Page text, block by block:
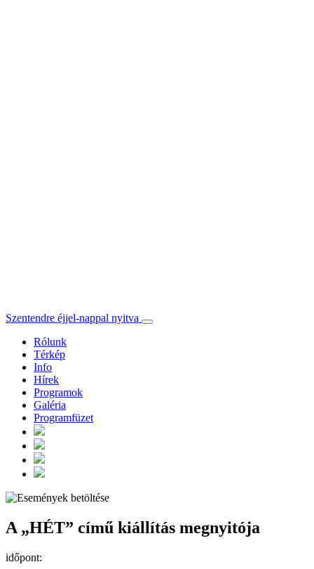
Szentendre éjjel-nappal nyitva
Rólunk
Térkép
Info
Hírek
Programok
Galéria
Programfüzet
A „HÉT” című kiállítás megnyitója
időpont: